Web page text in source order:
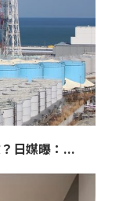
日媒曝：...